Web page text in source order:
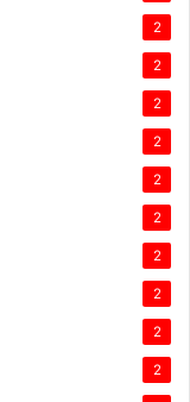
2
2
2
2
2
2
2
2
2
2